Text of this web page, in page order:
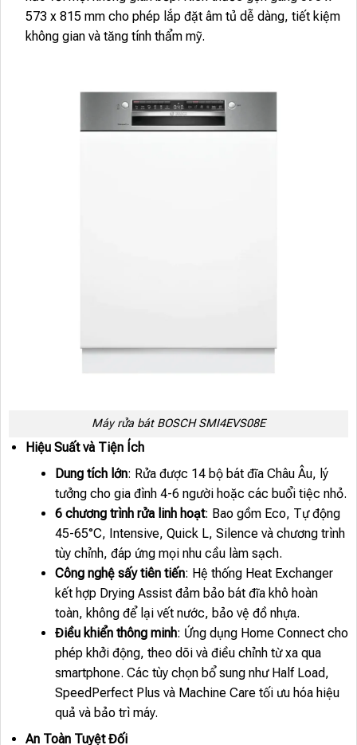
573 x 815 mm cho phép lắp đặt âm tủ dễ dàng, tiết kiệm
không gian và tăng tính thẩm mỹ.
Máy rửa bát BOSCH SMI4EVS08E
Hiệu Suất và Tiện Ích
Dung tích lớn: Rửa được 14 bộ bát đĩa Châu Âu, lý
tưởng cho gia đình 4-6 người hoặc các buổi tiệc nhỏ.
6 chương trình rửa linh hoạt: Bao gồm Eco, Tự động
45-65°C, Intensive, Quick L, Silence và chương trình
tùy chỉnh, đáp ứng mọi nhu cầu làm sạch.
Công nghệ sấy tiên tiến: Hệ thống Heat Exchanger
kết hợp Drying Assist đảm bảo bát đĩa khô hoàn
toàn, không để lại vết nước, bảo vệ đồ nhựa.
Điều khiển thông minh: Ứng dụng Home Connect cho
phép khởi động, theo dõi và điều chỉnh từ xa qua
smartphone. Các tùy chọn bổ sung như Half Load,
SpeedPerfect Plus và Machine Care tối ưu hóa hiệu
quả và bảo trì máy.
An Toàn Tuyệt Đối